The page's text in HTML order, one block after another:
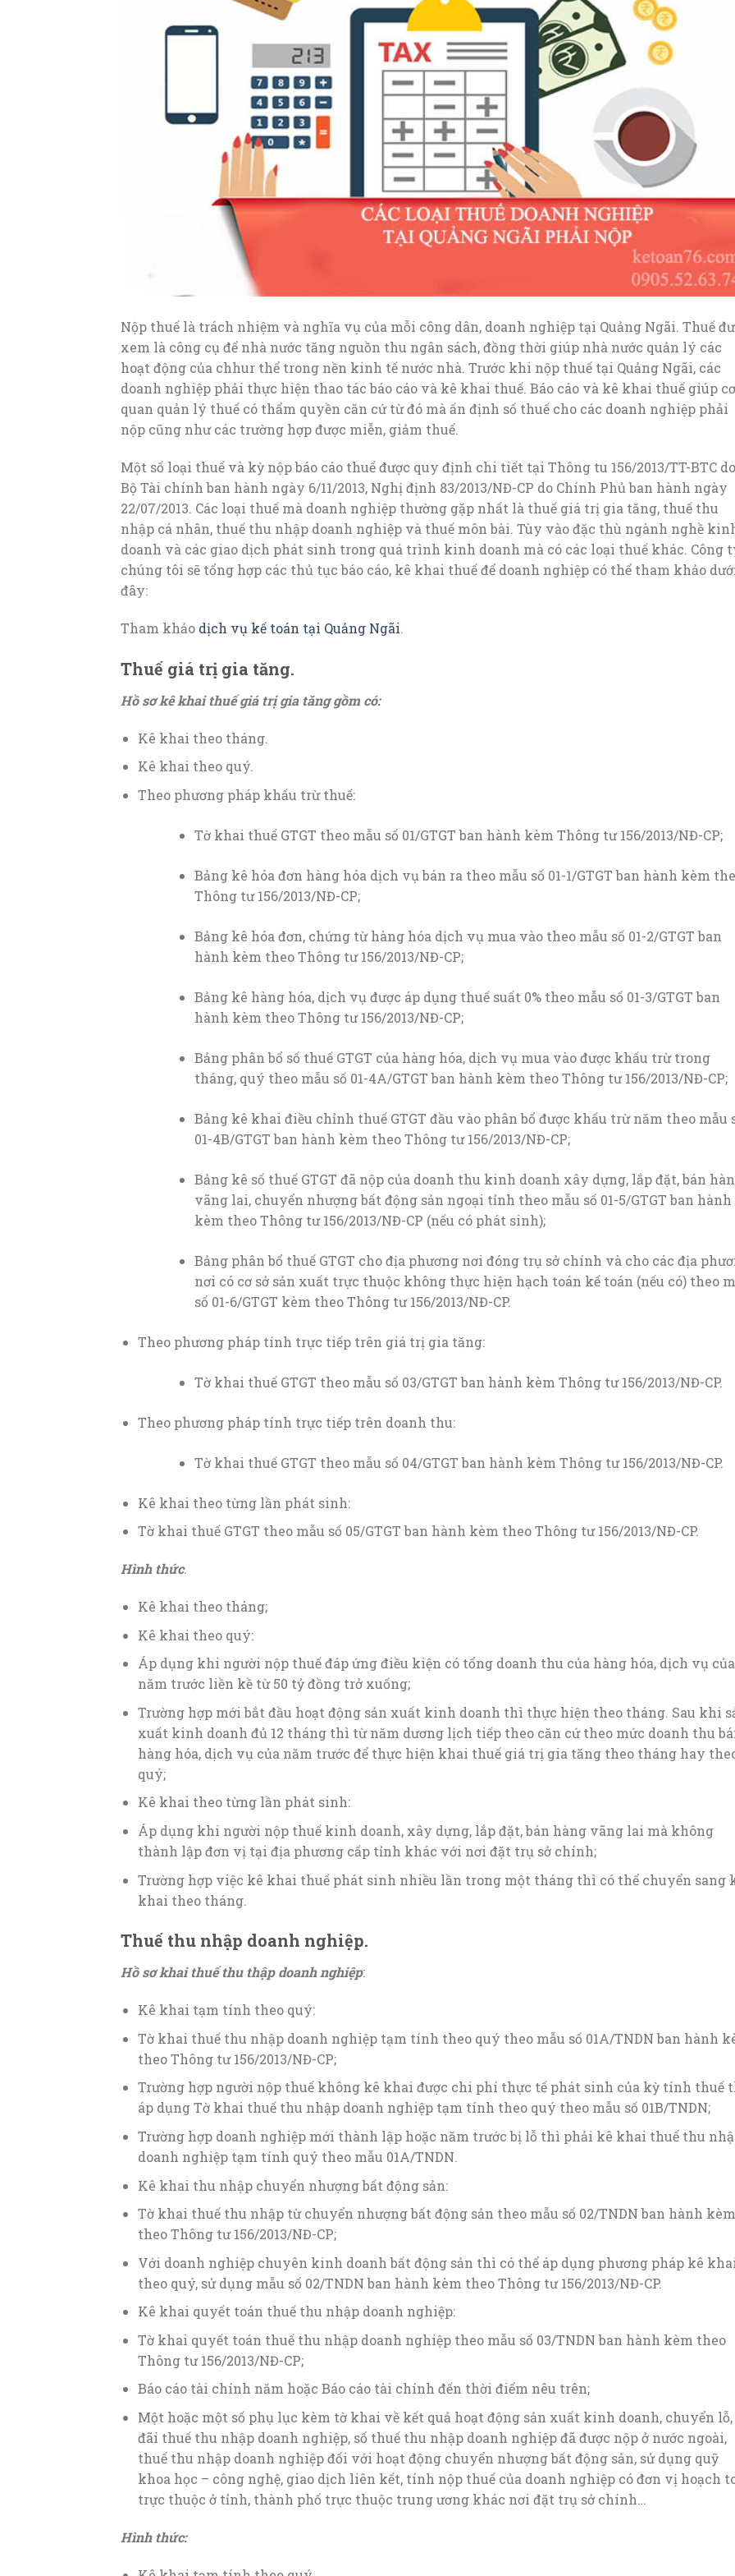
Nộp thuế là trách nhiệm và nghĩa vụ của mỗi công dân, doanh nghiệp tại Quảng Ngãi. Thuế
xem là công cụ để nhà nước tăng nguồn thu ngân sách, đồng thời giúp nhà nước quản lý các
hoạt động của chhur thể trong nền kinh tế nước nhà. Trước khi nộp thuế tại Quảng Ngãi, các
doanh nghiệp phải thực hiện thao tác báo cáo và kê khai thuế. Báo cáo và kê khai thuế giúp cơ
quan quản lý thuế có thẩm quyền căn cứ từ đó mà ấn định số thuế cho các doanh nghiệp phải
nộp cũng như các trường hợp được miễn, giảm thuế.
Một số loại thuế và kỳ nộp báo cáo thuế được quy định chi tiết tại Thông tu 156/2013/TT-BTC do
Bộ Tài chính ban hành ngày 6/11/2013, Nghị định 83/2013/NĐ-CP do Chính Phủ ban hành ngày
22/07/2013. Các loại thuế mà doanh nghiệp thường gặp nhất là thuế giá trị gia tăng, thuế thu
nhập cá nhân, thuế thu nhập doanh nghiệp và thuế môn bài. Tùy vào đặc thù ngành nghề
doanh và các giao dịch phát sinh trong quá trình kinh doanh mà có các loại thuế khác. Công
chúng tôi sẽ tổng hợp các thủ tục báo cáo, kê khai thuế để doanh nghiệp có thể tham khảo
đây:
Tham khảo dịch vụ kế toán tại Quảng Ngãi.
Thuế giá trị gia tăng.
Hồ sơ kê khai thuế giá trị gia tăng gồm có:
Kê khai theo tháng.
Kê khai theo quý.
Theo phương pháp khấu trừ thuế:
Tờ khai thuế GTGT theo mẫu số 01/GTGT ban hành kèm Thông tư 156/2013/NĐ-CP;
Bảng kê hóa đơn hàng hóa dịch vụ bán ra theo mẫu số 01-1/GTGT ban hành kèm
Thông tư 156/2013/NĐ-CP;
Bảng kê hóa đơn, chứng từ hàng hóa dịch vụ mua vào theo mẫu số 01-2/GTGT ban
hành kèm theo Thông tư 156/2013/NĐ-CP;
Bảng kê hàng hóa, dịch vụ được áp dụng thuế suất 0% theo mẫu số 01-3/GTGT ban
hành kèm theo Thông tư 156/2013/NĐ-CP;
Bảng phân bổ số thuế GTGT của hàng hóa, dịch vụ mua vào được khấu trừ trong
tháng, quý theo mẫu số 01-4A/GTGT ban hành kèm theo Thông tư 156/2013/NĐ-CP;
Bảng kê khai điều chỉnh thuế GTGT đầu vào phân bổ được khấu trừ năm theo mẫu
01-4B/GTGT ban hành kèm theo Thông tư 156/2013/NĐ-CP;
Bảng kê số thuế GTGT đã nộp của doanh thu kinh doanh xây dựng, lắp đặt, bán
vãng lai, chuyển nhượng bất động sản ngoại tỉnh theo mẫu số 01-5/GTGT ban hành
kèm theo Thông tư 156/2013/NĐ-CP (nếu có phát sinh);
Bảng phân bổ thuế GTGT cho địa phương nơi đóng trụ sở chính và cho các địa
nơi có cơ sở sản xuất trực thuộc không thực hiện hạch toán kế toán (nếu có) theo
số 01-6/GTGT kèm theo Thông tư 156/2013/NĐ-CP.
Theo phương pháp tính trực tiếp trên giá trị gia tăng:
Tờ khai thuế GTGT theo mẫu số 03/GTGT ban hành kèm Thông tư 156/2013/NĐ-CP.
Theo phương pháp tính trực tiếp trên doanh thu:
Tờ khai thuế GTGT theo mẫu số 04/GTGT ban hành kèm Thông tư 156/2013/NĐ-CP.
Kê khai theo từng lần phát sinh:
Tờ khai thuế GTGT theo mẫu số 05/GTGT ban hành kèm theo Thông tư 156/2013/NĐ-CP.
Hình thức.
Kê khai theo tháng;
Kê khai theo quý:
Áp dụng khi người nộp thuế đáp ứng điều kiện có tổng doanh thu của hàng hóa, dịch vụ của
năm trước liền kề từ 50 tỷ đồng trở xuống;
Trường hợp mới bắt đầu hoạt động sản xuất kinh doanh thì thực hiện theo tháng. Sau khi
xuất kinh doanh đủ 12 tháng thì từ năm dương lịch tiếp theo căn cứ theo mức doanh thu
hàng hóa, dịch vụ của năm trước để thực hiện khai thuế giá trị gia tăng theo tháng hay
quý;
Kê khai theo từng lần phát sinh:
Áp dụng khi người nộp thuế kinh doanh, xây dựng, lắp đặt, bán hàng vãng lai mà không
thành lập đơn vị tại địa phương cấp tỉnh khác với nơi đặt trụ sở chính;
Trường hợp việc kê khai thuế phát sinh nhiều lần trong một tháng thì có thể chuyển sang
khai theo tháng.
Thuế thu nhập doanh nghiệp.
Hồ sơ khai thuế thu thập doanh nghiệp:
Kê khai tạm tính theo quý:
Tờ khai thuế thu nhập doanh nghiệp tạm tính theo quý theo mẫu số 01A/TNDN ban hành
theo Thông tư 156/2013/NĐ-CP;
Trường hợp người nộp thuế không kê khai được chi phí thực tế phát sinh của kỳ tính thuế
áp dụng Tờ khai thuế thu nhập doanh nghiệp tạm tính theo quý theo mẫu số 01B/TNDN;
Trường hợp doanh nghiệp mới thành lập hoặc năm trước bị lỗ thì phải kê khai thuế thu
doanh nghiệp tạm tính quý theo mẫu 01A/TNDN.
Kê khai thu nhập chuyển nhượng bất động sản:
Tờ khai thuế thu nhập từ chuyển nhượng bất động sản theo mẫu số 02/TNDN ban hành kèm
theo Thông tư 156/2013/NĐ-CP;
Với doanh nghiệp chuyên kinh doanh bất động sản thì có thể áp dụng phương pháp kê khai
theo quý, sử dụng mẫu số 02/TNDN ban hành kèm theo Thông tư 156/2013/NĐ-CP.
Kê khai quyết toán thuế thu nhập doanh nghiệp:
Tờ khai quyết toán thuế thu nhập doanh nghiệp theo mẫu số 03/TNDN ban hành kèm theo
Thông tư 156/2013/NĐ-CP;
Báo cáo tài chính năm hoặc Báo cáo tài chính đến thời điểm nêu trên;
Một hoặc một số phụ lục kèm tờ khai về kết quả hoạt động sản xuất kinh doanh, chuyển lỗ,
đãi thuế thu nhập doanh nghiệp, số thuế thu nhập doanh nghiệp đã được nộp ở nước ngoài,
thuế thu nhập doanh nghiệp đối với hoạt động chuyển nhượng bất động sản, sử dụng quỹ
khoa học – công nghệ, giao dịch liên kết, tính nộp thuế của doanh nghiệp có đơn vị hoạch
trực thuộc ở tỉnh, thành phố trực thuộc trung ương khác nơi đặt trụ sở chính…
Hình thức: